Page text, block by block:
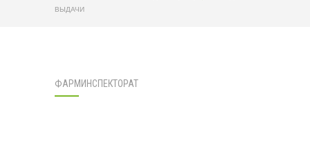
ВЫДАЧИ
ФАРМИНСПЕКТОРАТ